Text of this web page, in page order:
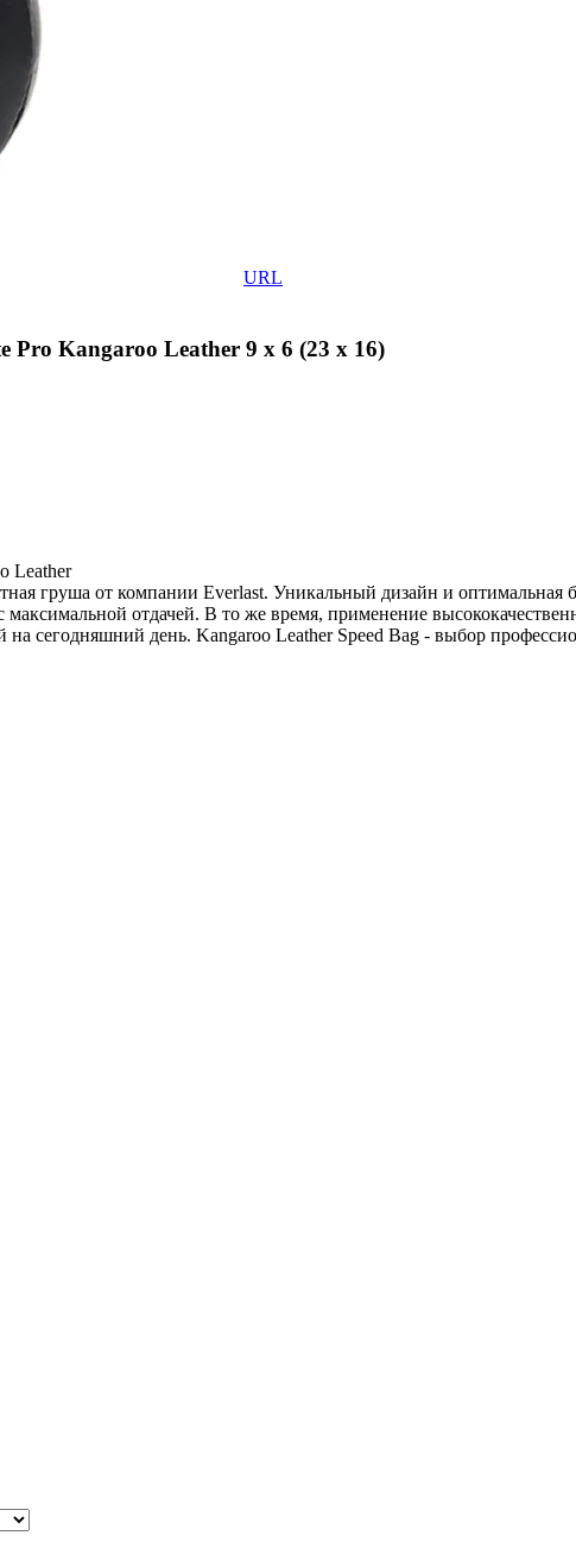
URL
Pro Kangaroo Leather 9 x 6 (23 x 16)
Leather
груша от компании Everlast. Уникальный дизайн и
отдачей. В то же время, применение
сегодняшний день. Kangaroo Leather Speed Bag - выбор